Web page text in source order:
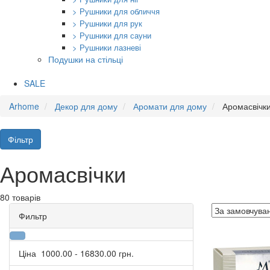
> Рушники для обличчя
> Рушники для рук
> Рушники для сауни
> Рушники лазневі
Подушки на стільці
SALE
Arhome
Декор для дому Аромати для дому
Фільтр
Аромасвічки
80 товарів
Фильтр
Ціна 1000.00 - 16830.00 грн.